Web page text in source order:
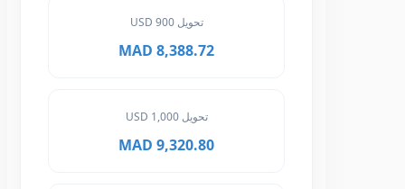
تحويل 900 USD
8,388.72 MAD
تحويل 1,000 USD
9,320.80 MAD